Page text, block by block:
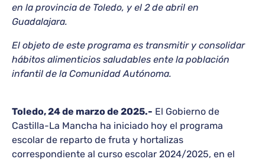
en la provincia de Toledo, y el 2 de abril en
Guadalajara.
El objeto de este programa es transmitir y consolidar
hábitos alimenticios saludables ente la población
infantil de la Comunidad Autónoma.
Toledo, 24 de marzo de 2025.- El Gobierno de
Castilla-La Mancha ha iniciado hoy el programa
escolar de reparto de fruta y hortalizas
correspondiente al curso escolar 2024/2025, en el